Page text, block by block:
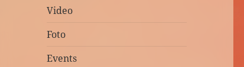
Video
Foto
Events